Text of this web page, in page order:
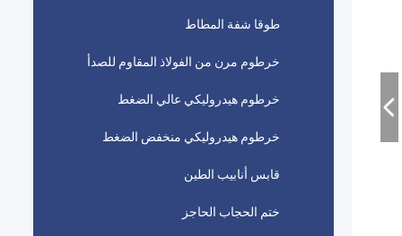
طوقا شفة المطاط
خرطوم مرن من الفولاذ المقاوم للصدأ
خرطوم هيدروليكي عالي الضغط
خرطوم هيدروليكي منخفض الضغط
قابس أنابيب الطين
ختم الحجاب الحاجز